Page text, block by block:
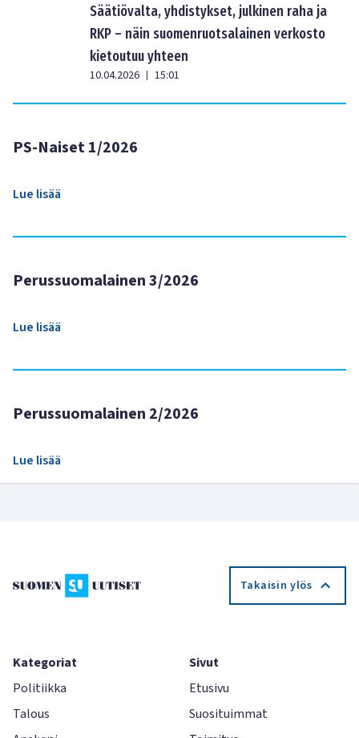
Säätiövalta, yhdistykset, julkinen raha ja
RKP – näin suomenruotsalainen verkosto
kietoutuu yhteen
10.04.2026 | 15:01
PS-Naiset 1/2026
Lue lisää
Perussuomalainen 3/2026
Lue lisää
Perussuomalainen 2/2026
Lue lisää
Takaisin ylös
Kategoriat
Politiikka
Talous
Sivut
Etusivu
Suosituimmat